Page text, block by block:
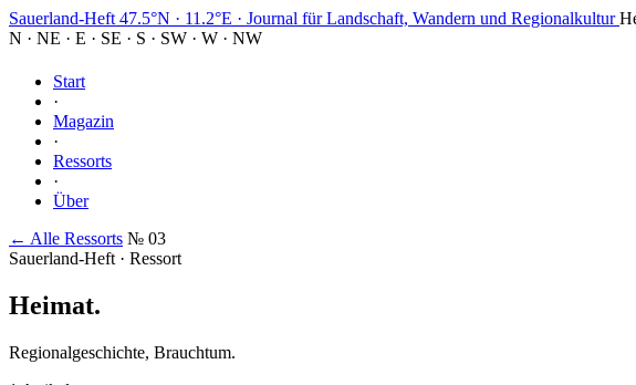
Sauerland-Heft 47.5°N · 11.2°E · Journal für Landschaft, Wandern und Regionalkultur
N · NE · E · SE · S · SW · W · NW
Start
·
Magazin
·
Ressorts
·
Über
← Alle Ressorts № 03
Sauerland-Heft · Ressort
Heimat.
Regionalgeschichte, Brauchtum.